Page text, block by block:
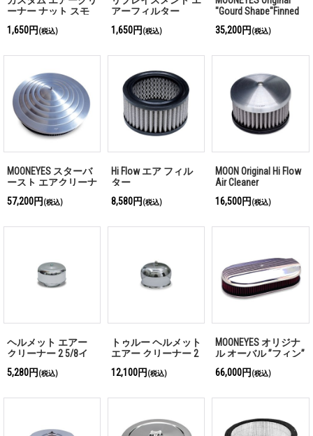
ーナー ナット スモ
1,650円 (税込)
アーフィルター
1,650円 (税込)
"Gourd Shape"Finned
35,200円 (税込)
MOONEYES スターバ
ースト エアクリーナ
ー
57,200円 (税込)
Hi Flow エア フィル
ター
8,580円 (税込)
MOON Original Hi Flow
Air Cleaner
16,500円 (税込)
ヘルメット エアー
クリーナー 2 5/8イ
ンチ
5,280円 (税込)
トゥルー ヘルメット
エアー クリーナー 2
5/8インチ
12,100円 (税込)
MOONEYES オリジナ
ル オーバル ”フィン”
エアクリーナー
66,000円 (税込)